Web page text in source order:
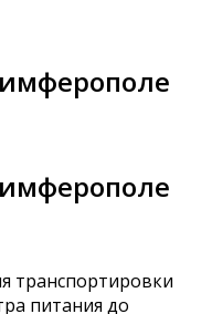
транспортировки
питания до